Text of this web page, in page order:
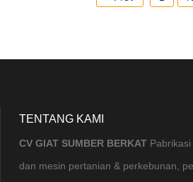
TENTANG KAMI
CV GIAT SUMBER BERKAT
dan mesin pertanian & perkebunan,